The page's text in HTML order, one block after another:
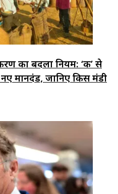
का बदला नियम: ‘क’ से
मानदंड, जानिए किस मंडी